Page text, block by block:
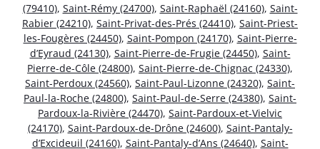
(79410), Saint-Rémy (24700), Saint-Raphaël (24160), Saint-
Rabier (24210), Saint-Privat-des-Prés (24410), Saint-Priest-
les-Fougères (24450), Saint-Pompon (24170), Saint-Pierre-
d’Eyraud (24130), Saint-Pierre-de-Frugie (24450), Saint-
Pierre-de-Côle (24800), Saint-Pierre-de-Chignac (24330),
Saint-Perdoux (24560), Saint-Paul-Lizonne (24320), Saint-
Paul-la-Roche (24800), Saint-Paul-de-Serre (24380), Saint-
Pardoux-la-Rivière (24470), Saint-Pardoux-et-Vielvic
(24170), Saint-Pardoux-de-Drône (24600), Saint-Pantaly-
d’Excideuil (24160), Saint-Pantaly-d’Ans (24640), Saint-